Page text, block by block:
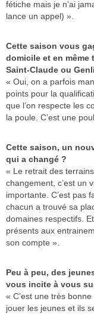
fétiche mais je n’ai
lance un appel) ».
Cette saison vous
domicile et en même
Saint-Claude ou
« Oui, on a parfois
points pour la
que l’on respecte les
la poule. C’est une
Cette saison, un
qui a changé ?
« Le retrait des
changement, c’est un
importante. C’est pas
chacun a trouvé sa
domaines respectifs.
présents aux
son compte ».
Peu à peu, des
vous incite à vous
« C’est une très
jouer les jeunes et ils